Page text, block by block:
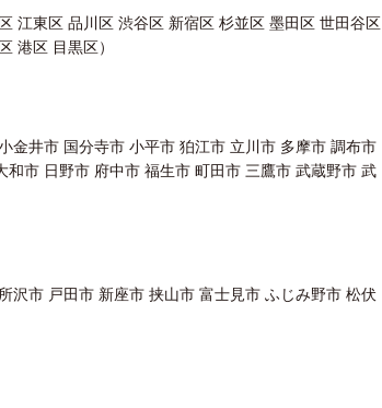
江東区 品川区 渋谷区 新宿区 杉並区 墨田区 世田谷区
港区 目黒区）
金井市 国分寺市 小平市 狛江市 立川市 多摩市 調布市
市 日野市 府中市 福生市 町田市 三鷹市 武蔵野市 武
沢市 戸田市 新座市 挟山市 富士見市 ふじみ野市 松伏